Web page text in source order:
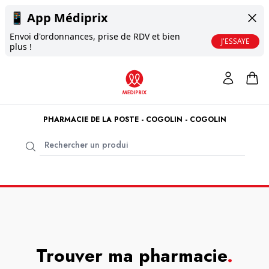
📱 App Médiprix
Envoi d'ordonnances, prise de RDV et bien
plus !
J'ESSAYE
PHARMACIE DE LA POSTE - COGOLIN - COGOLIN
Trouver ma pharmacie.